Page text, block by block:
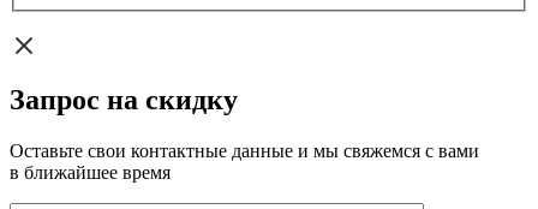
Запрос на скидку
Оставьте свои контактные данные и мы свяжемся с вами
в ближайшее время